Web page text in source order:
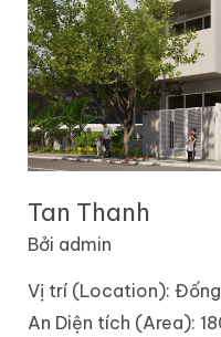
Tan Thanh
Bởi admin
Vị trí (Location): Đống
An Diện tích (Area):